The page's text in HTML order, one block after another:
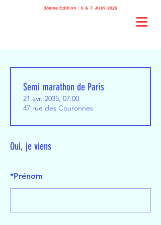
38ème Edition : 6 & 7 JUIN 2026
Oui, je viens
*Prénom
Semi marathon de Paris
21 avr. 2035, 07:00
47 rue des Couronnes